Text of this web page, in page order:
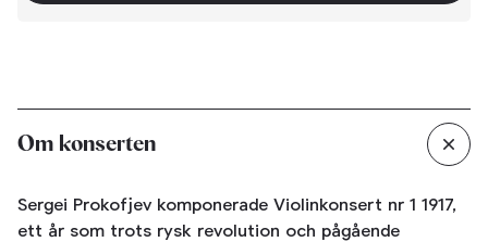
Om konserten
Sergei Prokofjev komponerade Violinkonsert nr 1 1917,
ett år som trots rysk revolution och pågående